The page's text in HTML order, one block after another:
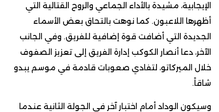
الإيجابية، مشيدة بالأداء الجماعي والروح القتالية التي
أظهرها اللاعبون. كما نوهت بالتحاق بعض الأسماء
الجديدة التي أضافت قوة إضافية للفريق. وفي الجانب
الآخر، دعا أنصار الكوكب إدارة الفريق إلى تعزيز الصفوف
خلال الميركاتو، لتفادي صعوبات قادمة في موسم يبدو
شاقاً.
وسيكون الوداد أمام اختبار آخر في الجولة الثانية عندما